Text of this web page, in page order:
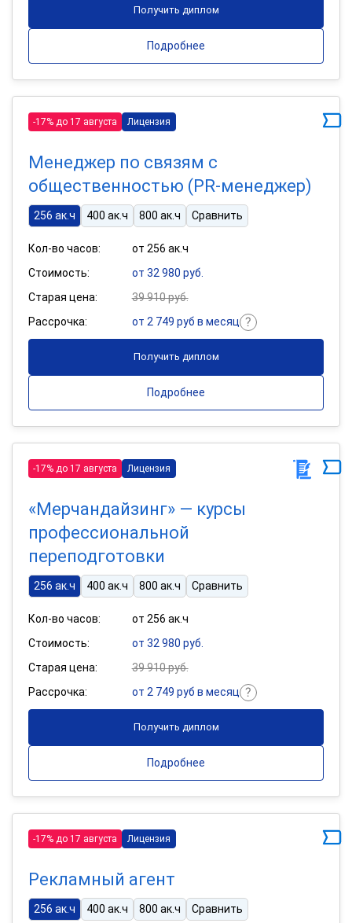
Получить диплом
Подробнее
-17% до 17 августа Лицензия
Менеджер по связям с
общественностью (PR-менеджер)
256 ак.ч 400 ак.ч 800 ак.ч Сравнить
Кол-во часов:
от 256 ак.ч
Стоимость:
от 32 980 руб.
Старая цена:
39 910 руб.
Рассрочка:
от 2 749 руб в месяц
Получить диплом
Подробнее
-17% до 17 августа Лицензия
«Мерчандайзинг» — курсы
профессиональной
переподготовки
256 ак.ч 400 ак.ч 800 ак.ч Сравнить
Кол-во часов:
от 256 ак.ч
Стоимость:
от 32 980 руб.
Старая цена:
39 910 руб.
Рассрочка:
от 2 749 руб в месяц
Получить диплом
Подробнее
-17% до 17 августа Лицензия
Рекламный агент
256 ак.ч 400 ак.ч 800 ак.ч Сравнить